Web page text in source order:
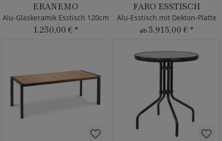
ERANEMO
Alu-Glaskeramik Esstisch 120cm
1.250,00 € *
FARO ESSTISCH
Alu-Esstisch mit Dekton-Platte
ab 5.915,00 € *